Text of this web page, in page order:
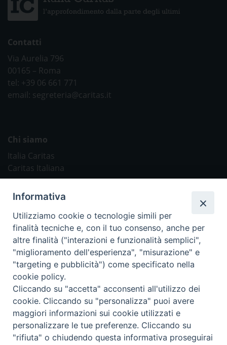
Contatti
Via Aurelia 796
00165 – Roma
tel: +39 06 661 771
email: segreteria@caritas.it
Chi siamo
Italia Caritas
Caritas Italiana
Caritas Internationalis
TV 2000
Inblu 2000
Avvenire
Sir
Scarp de’ Tenis
Newsletter
Informativa
Utilizziamo cookie o tecnologie simili per
finalità tecniche e, con il tuo consenso, anche per
altre finalità ("interazioni e funzionalità semplici",
"miglioramento dell'esperienza", "misurazione" e
"targeting e pubblicità") come specificato nella
cookie policy.
Cliccando su "accetta" acconsenti all'utilizzo dei
cookie. Cliccando su "personalizza" puoi avere
maggiori informazioni sui cookie utilizzati e
personalizzare le tue preferenze. Cliccando su
"rifiuta" o chiudendo questa informativa proseguirai